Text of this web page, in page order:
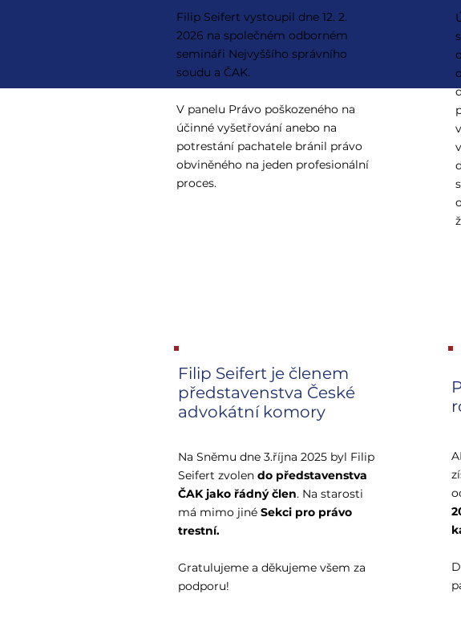
Filip Seifert vystoupil dne 12. 2.
2026 na společném odborném
semináři Nejvyššího správního
soudu a ČAK.
V panelu Právo poškozeného na
účinné vyšetřování anebo na
potrestání pachatele bránil právo
obviněného na jeden profesionální
proces.
Filip Seifert je členem
představenstva České
advokátní komory
Na Sněmu dne 3.října 2025 byl Filip
Seifert zvolen do představenstva
ČAK jako řádný člen. Na starosti
má mimo jiné Sekci pro právo
trestní.
Gratulujeme a děkujeme všem za
podporu!